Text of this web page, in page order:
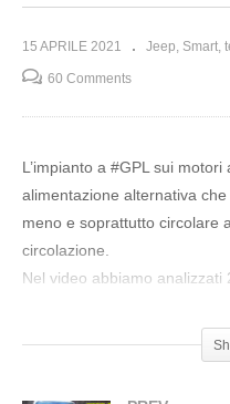
15 APRILE 2021 Jeep Smart
60 Comments
L’impianto a #GPL sui
alimentazione alternativa
meno e soprattutto circolare
circolazione.
Nel video abbiamo
secondo “tradizionale” sulla
?Impianto a gas BRC smart